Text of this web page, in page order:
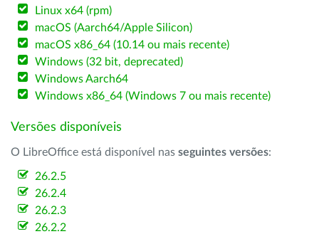
Linux x64 (rpm)
macOS (Aarch64/Apple Silicon)
macOS x86_64 (10.14 ou mais recente)
Windows (32 bit, deprecated)
Windows Aarch64
Windows x86_64 (Windows 7 ou mais recente)
Versões disponíveis
O LibreOffice está disponível nas seguintes versões:
26.2.5
26.2.4
26.2.3
26.2.2